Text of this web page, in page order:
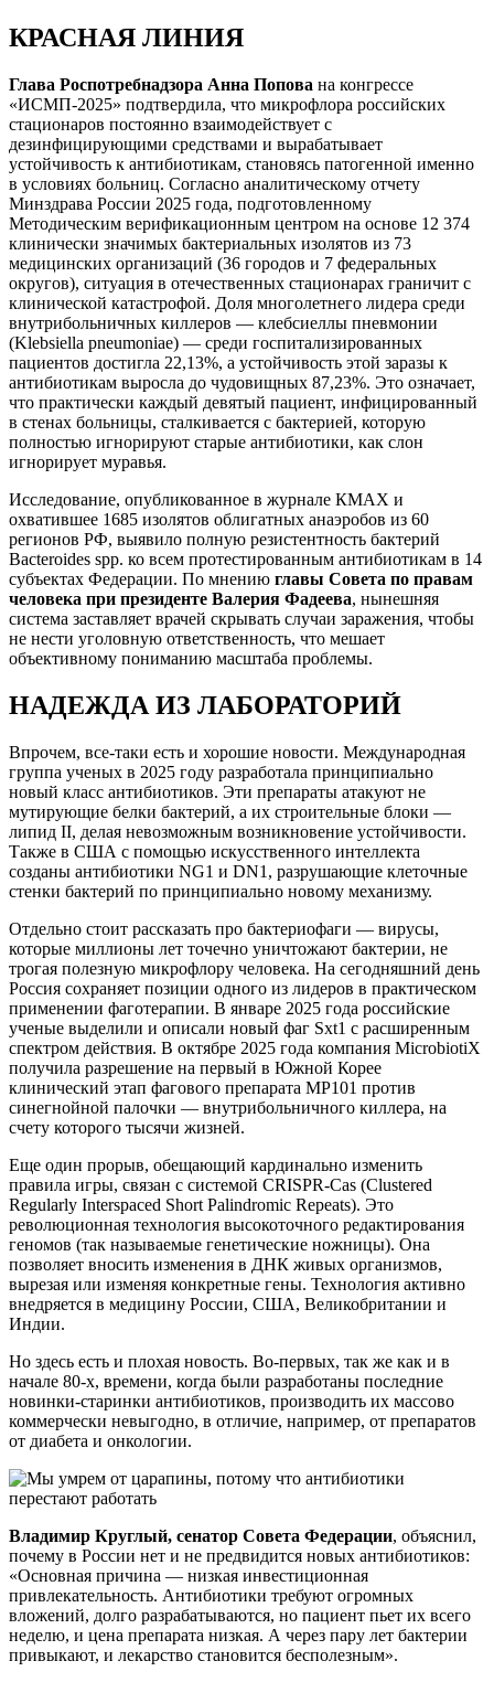
КРАСНАЯ ЛИНИЯ
Глава Роспотребнадзора Анна Попова на конгрессе
«ИСМП-2025» подтвердила, что микрофлора российских
стационаров постоянно взаимодействует с
дезинфицирующими средствами и вырабатывает
устойчивость к антибиотикам, становясь патогенной именно
в условиях больниц. Согласно аналитическому отчету
Минздрава России 2025 года, подготовленному
Методическим верификационным центром на основе 12 374
клинически значимых бактериальных изолятов из 73
медицинских организаций (36 городов и 7 федеральных
округов), ситуация в отечественных стационарах граничит с
клинической катастрофой. Доля многолетнего лидера среди
внутрибольничных киллеров — клебсиеллы пневмонии
(Klebsiella pneumoniae) — среди госпитализированных
пациентов достигла 22,13%, а устойчивость этой заразы к
антибиотикам выросла до чудовищных 87,23%. Это означает,
что практически каждый девятый пациент, инфицированный
в стенах больницы, сталкивается с бактерией, которую
полностью игнорируют старые антибиотики, как слон
игнорирует муравья.
Исследование, опубликованное в журнале КМАХ и
охватившее 1685 изолятов облигатных анаэробов из 60
регионов РФ, выявило полную резистентность бактерий
Bacteroides spp. ко всем протестированным антибиотикам в 14
субъектах Федерации. По мнению главы Совета по правам
человека при президенте Валерия Фадеева, нынешняя
система заставляет врачей скрывать случаи заражения, чтобы
не нести уголовную ответственность, что мешает
объективному пониманию масштаба проблемы.
НАДЕЖДА ИЗ ЛАБОРАТОРИЙ
Впрочем, все-таки есть и хорошие новости. Международная
группа ученых в 2025 году разработала принципиально
новый класс антибиотиков. Эти препараты атакуют не
мутирующие белки бактерий, а их строительные блоки —
липид II, делая невозможным возникновение устойчивости.
Также в США с помощью искусственного интеллекта
созданы антибиотики NG1 и DN1, разрушающие клеточные
стенки бактерий по принципиально новому механизму.
Отдельно стоит рассказать про бактериофаги — вирусы,
которые миллионы лет точечно уничтожают бактерии, не
трогая полезную микрофлору человека. На сегодняшний день
Россия сохраняет позиции одного из лидеров в практическом
применении фаготерапии. В январе 2025 года российские
ученые выделили и описали новый фаг Sxt1 с расширенным
спектром действия. В октябре 2025 года компания MicrobiotiX
получила разрешение на первый в Южной Корее
клинический этап фагового препарата MP101 против
синегнойной палочки — внутрибольничного киллера, на
счету которого тысячи жизней.
Еще один прорыв, обещающий кардинально изменить
правила игры, связан с системой CRISPR-Cas (Clustered
Regularly Interspaced Short Palindromic Repeats). Это
революционная технология высокоточного редактирования
геномов (так называемые генетические ножницы). Она
позволяет вносить изменения в ДНК живых организмов,
вырезая или изменяя конкретные гены. Технология активно
внедряется в медицину России, США, Великобритании и
Индии.
Но здесь есть и плохая новость. Во-первых, так же как и в
начале 80-х, времени, когда были разработаны последние
новинки-старинки антибиотиков, производить их массово
коммерчески невыгодно, в отличие, например, от препаратов
от диабета и онкологии.
Владимир Круглый, сенатор Совета Федерации, объяснил,
почему в России нет и не предвидится новых антибиотиков:
«Основная причина — низкая инвестиционная
привлекательность. Антибиотики требуют огромных
вложений, долго разрабатываются, но пациент пьет их всего
неделю, и цена препарата низкая. А через пару лет бактерии
привыкают, и лекарство становится бесполезным».